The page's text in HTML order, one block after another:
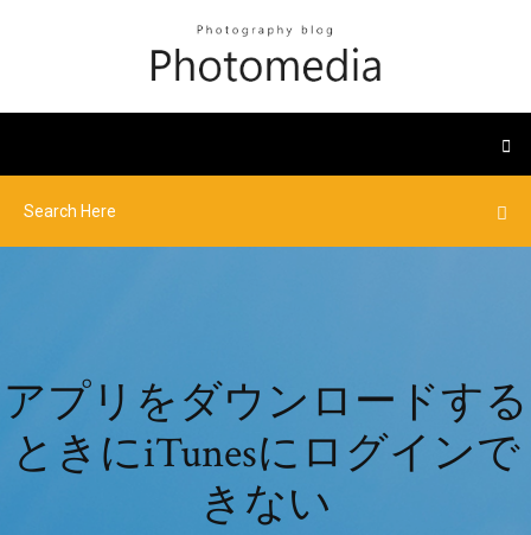
アプリをダウンロードする
ときにiTunesにログインで
きない